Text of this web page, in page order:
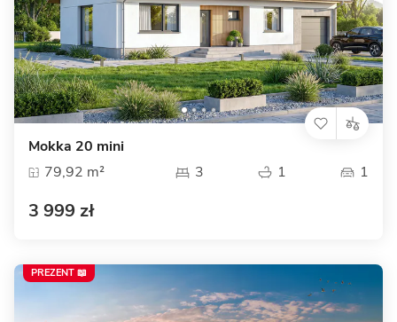
Mokka 20 mini
79,92 m²
3 1 1
3 999 zł
PREZENT 📖